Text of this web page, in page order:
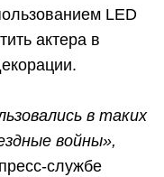
LED
актера в
в таких
войны»,
службе